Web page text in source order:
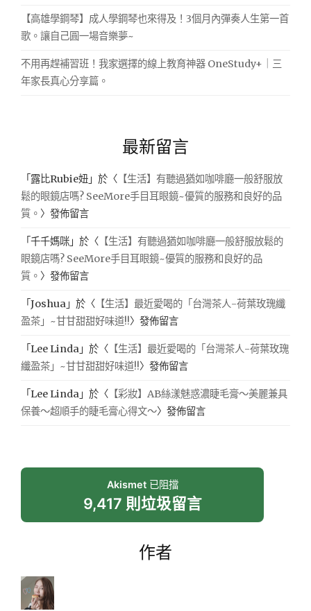
【高雄學鋼琴】成人學鋼琴也來得及！3個月內彈奏人生第一首
歌。讓自己圓一場音樂夢~
不用再趕補習班！我家選擇的線上教育神器 OneStudy+｜三
年家長真心分享篇。
最新留言
「 露比Rubie妞 」於〈 【生活】有聽過猶如咖啡廳一般舒服放
鬆的眼鏡店嗎? SeeMore手目耳眼鏡~優質的服務和良好的品
質。 〉發佈留言
「千千媽咪 」於〈 【生活】有聽過猶如咖啡廳一般舒服放鬆的
眼鏡店嗎? SeeMore手目耳眼鏡~優質的服務和良好的品
質。 〉發佈留言
「Joshua 」於〈 【生活】最近愛喝的「台灣茶人-荷葉玫瑰纖
盈茶」~甘甘甜甜好味道!!〉發佈留言
「Lee Linda 」於〈 【生活】最近愛喝的「台灣茶人-荷葉玫瑰
纖盈茶」~甘甘甜甜好味道!!〉發佈留言
「Lee Linda 」於〈 【彩妝】AB絲漾魅惑濃睫毛膏～美麗兼具
保養～超順手的睫毛膏心得文～〉發佈留言
Akismet已阻擋
9,417 則垃圾留言
作者